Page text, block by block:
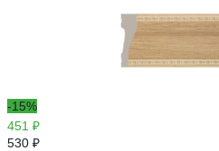
-15%
451 ₽
530 ₽